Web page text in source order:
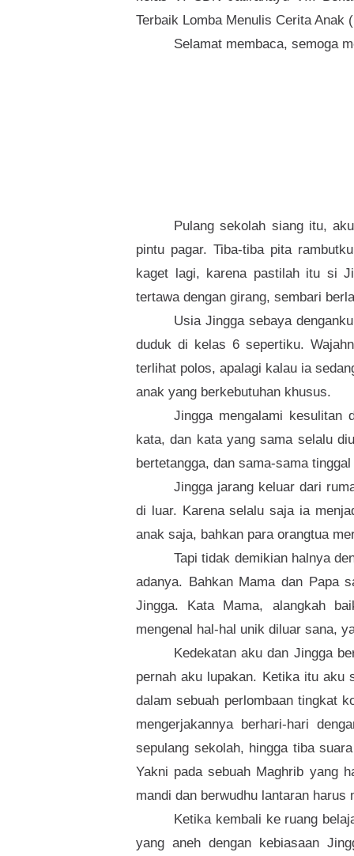
Terbaik Lomba Menulis Cerita Anak
Selamat membaca, semoga
Pulang sekolah siang itu,
pintu pagar. Tiba-tiba pita
kaget lagi, karena pastilah itu si
tertawa dengan girang, sembari
Usia Jingga sebaya
duduk di kelas 6 sepertiku.
terlihat polos, apalagi kalau ia
anak yang berkebutuhan khusus.
Jingga mengalami kesulitan
kata, dan kata yang sama selalu
bertetangga, dan sama-sama
Jingga jarang keluar dari
di luar. Karena selalu saja ia
anak saja, bahkan para orangtua
Tapi tidak demikian halnya
adanya. Bahkan Mama dan Papa
Jingga. Kata Mama, alangkah
mengenal hal-hal unik diluar sana,
Kedekatan aku dan Jingga
pernah aku lupakan. Ketika itu aku
dalam sebuah perlombaan tingkat
mengerjakannya berhari-hari
sepulang sekolah, hingga tiba
Yakni pada sebuah Maghrib yang
mandi dan berwudhu lantaran harus
Ketika kembali ke ruang
yang aneh dengan kebiasaan